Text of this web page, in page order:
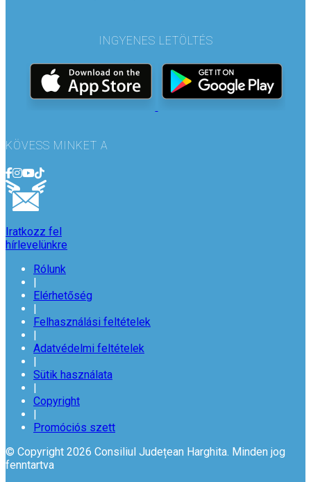
INGYENES LETÖLTÉS
KÖVESS MINKET A
Iratkozz fel
hírlevelünkre
Rólunk
|
Elérhetőség
|
Felhasználási feltételek
|
Adatvédelmi feltételek
|
Sütik használata
|
Copyright
|
Promóciós szett
© Copyright 2026 Consiliul Județean Harghita. Minden jog
fenntartva